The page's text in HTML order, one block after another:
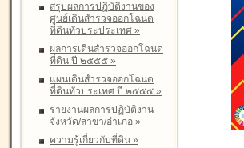
สรุปผลการปฏิบัติงานของ
ศูนย์เดินสำรวจออกโฉนด
ที่ดินทั่วประประเทศ »
ผลการเดินสำรวจออกโฉนด
ที่ดิน ปี ๒๕๕๕ »
แผนเดินสำรวจออกโฉนด
ที่ดินทั่วประเทศ ปี ๒๕๕๕ »
รายงานผลการปฏิบัติงาน
จังหวัด/สาขา/อำเภอ »
ความรู้เกี่ยวกับที่ดิน »